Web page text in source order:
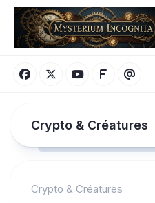
Skip
content
Crypto & Créatures
Crypto & Créatures